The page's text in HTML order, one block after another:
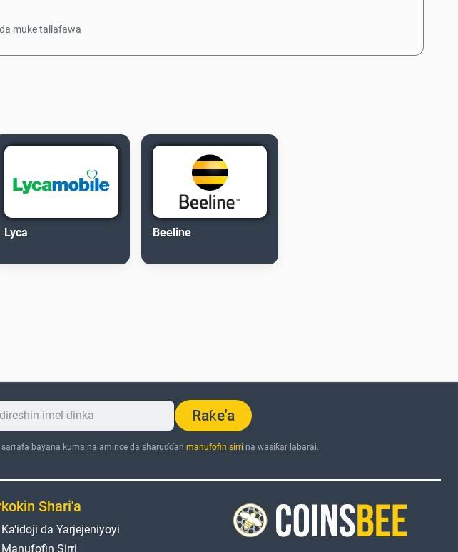
muke tallafawa
Lyca Beeline
Raƙe'a
sarrafa bayana kuma na amince da sharuɗɗan manufofin sirri na wasiƙar labarai.
Shari'a
Ka'idoji da Yarjejeniyoyi
Manufofin Sirri